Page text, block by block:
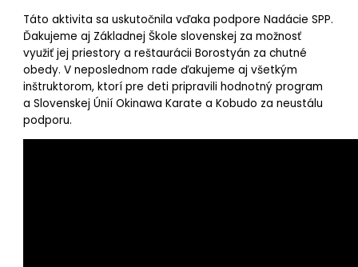
Táto aktivita sa uskutočnila vďaka podpore Nadácie SPP.
Ďakujeme aj Základnej Škole slovenskej za možnosť
využiť jej priestory a reštaurácii Borostyán za chutné
obedy. V neposlednom rade ďakujeme aj všetkým
inštruktorom, ktorí pre deti pripravili hodnotný program
a Slovenskej Únií Okinawa Karate a Kobudo za neustálu
podporu.